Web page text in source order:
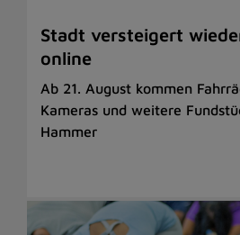
Stadt versteigert
online
Ab 21. August kommen
Kameras und weitere
Hammer